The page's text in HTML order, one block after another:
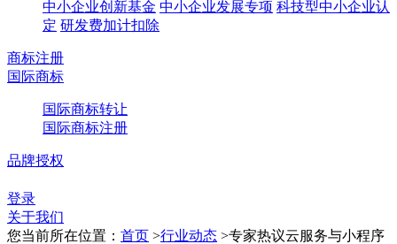
中小企业创新基金 中小企业发展专项 科技型中小企业认
定 研发费加计扣除
商标注册
国际商标
国际商标转让
国际商标注册
品牌授权
登录
关于我们
您当前所在位置： 首页 >行业动态 >专家热议云服务与小程序